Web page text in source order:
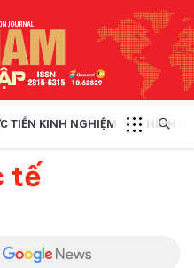
TIỄN KINH NGHIỆM CHÍNH
tế